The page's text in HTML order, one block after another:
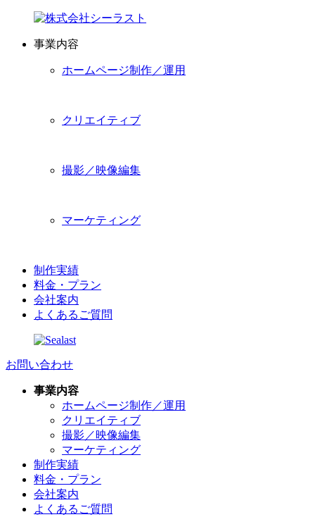
事業内容
ホームページ制作／運用
クリエイティブ
撮影／映像編集
マーケティング
制作実績
料金・プラン
会社案内
よくあるご質問
お問い合わせ
事業内容
ホームページ制作／運用
クリエイティブ
撮影／映像編集
マーケティング
制作実績
料金・プラン
会社案内
よくあるご質問